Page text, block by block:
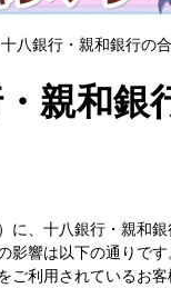
十八銀行・親和銀行の
親和銀
に、十八銀行・親和
影響は以下の通りです
ご利用されているお